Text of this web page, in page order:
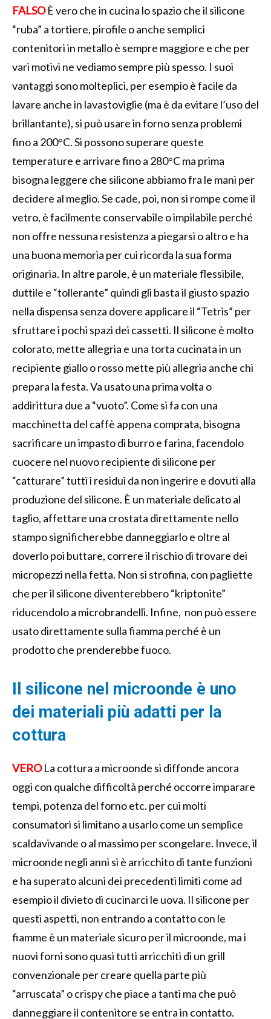
FALSOÈ vero che in cucina lo spazio che il silicone
“ruba” a tortiere, pirofile o anche semplici
contenitori in metallo è sempre maggiore e che per
vari motivi ne vediamo sempre più spesso. I suoi
vantaggi sono molteplici, per esempio è facile da
lavare anche in lavastoviglie (ma è da evitare l’uso del
brillantante), si può usare in forno senza problemi
fino a 200°C. Si possono superare queste
temperature e arrivare fino a 280°C ma prima
bisogna leggere che silicone abbiamo fra le mani per
decidere al meglio. Se cade, poi, non si rompe come il
vetro, è facilmente conservabile o impilabile perché
non offre nessuna resistenza a piegarsi o altro e ha
una buona memoria per cui ricorda la sua forma
originaria. In altre parole, è un materiale flessibile,
duttile e “tollerante” quindi gli basta il giusto spazio
nella dispensa senza dovere applicare il “Tetris” per
sfruttare i pochi spazi dei cassetti. Il silicone è molto
colorato, mette allegria e una torta cucinata in un
recipiente giallo o rosso mette più allegria anche chi
prepara la festa. Va usato una prima volta o
addirittura due a “vuoto”. Come si fa con una
macchinetta del caffè appena comprata, bisogna
sacrificare un impasto di burro e farina, facendolo
cuocere nel nuovo recipiente di silicone per
“catturare” tutti i residui da non ingerire e dovuti alla
produzione del silicone. È un materiale delicato al
taglio, affettare una crostata direttamente nello
stampo significherebbe danneggiarlo e oltre al
doverlo poi buttare, correre il rischio di trovare dei
micropezzi nella fetta. Non si strofina, con pagliette
che per il silicone diventerebbero “kriptonite”
riducendolo a microbrandelli. Infine, non può essere
usato direttamente sulla fiamma perché è un
prodotto che prenderebbe fuoco.
Il silicone nel microonde è uno
dei materiali più adatti per la
cottura
VEROLa cottura a microonde si diffonde ancora
oggi con qualche difficoltà perché occorre imparare
tempi, potenza del forno etc. per cui molti
consumatori si limitano a usarlo come un semplice
scaldavivande o al massimo per scongelare. Invece, il
microonde negli anni si è arricchito di tante funzioni
e ha superato alcuni dei precedenti limiti come ad
esempio il divieto di cucinarci le uova. Il silicone per
questi aspetti, non entrando a contatto con le
fiamme è un materiale sicuro per il microonde, ma i
nuovi forni sono quasi tutti arricchiti di un grill
convenzionale per creare quella parte più
“arruscata” o crispy che piace a tanti ma che può
danneggiare il contenitore se entra in contatto.